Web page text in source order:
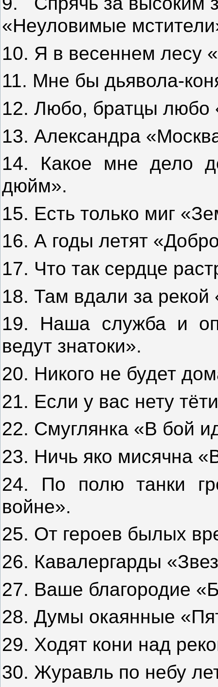
«Неуловимые
10. Я в весеннем лесу
11. Мне бы дьявола-
12. Любо, братцы любо
13. Александра
14. Какое мне дело
дюйм».
15. Есть только миг
16. А годы летят
17. Что так сердце
18. Там вдали за рекой
19. Наша служба и
ведут знатоки».
20. Никого не будет
21. Если у вас нету
22. Смуглянка «В бой
23. Ничь яко мисячна
24. По полю танки
войне».
25. От героев былых
26. Кавалергарды
27. Ваше благородие
28. Думы окаянные
29. Ходят кони над
30. Журавль по небу